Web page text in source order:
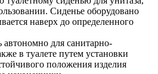
Сиденье оборудовано
наверх до определенного
для санитарно-
в туалете путем установки
положения изделия